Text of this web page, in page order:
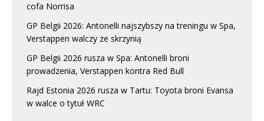
cofa Norrisa
GP Belgii 2026: Antonelli najszybszy na treningu w Spa,
Verstappen walczy ze skrzynią
GP Belgii 2026 rusza w Spa: Antonelli broni
prowadzenia, Verstappen kontra Red Bull
Rajd Estonia 2026 rusza w Tartu: Toyota broni Evansa
w walce o tytuł WRC